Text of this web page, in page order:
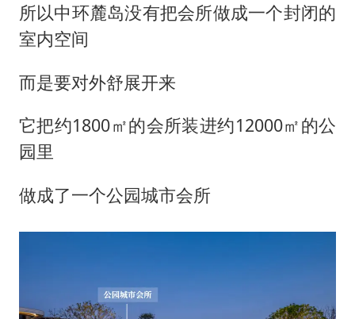
所以中环麓岛没有把会所做成一个封闭的
室内空间
而是要对外舒展开来
它把约1800㎡的会所装进约12000㎡的公
园里
做成了一个公园城市会所